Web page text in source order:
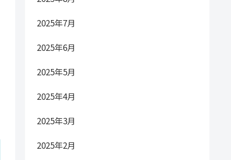
2025年7月
2025年6月
2025年5月
2025年4月
2025年3月
2025年2月